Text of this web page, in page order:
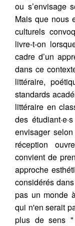
ou s’envisage
Mais que nous
culturels
livre-t-on
cadre d’un
dans ce
littéraire,
standards
littéraire en
des
envisager
réception
convient de
approche
considérés
pas un monde
qui n'en serait
plus de sens